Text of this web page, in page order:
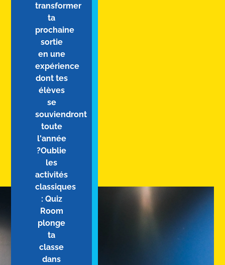
transformer
ta
prochaine
sortie
en une
expérience
dont tes
élèves
se
souviendront
toute
l'année
?Oublie
les
activités
classiques
: Quiz
Room
plonge
ta
classe
dans